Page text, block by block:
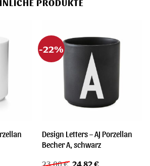
-22%
Design Letters – AJ Porzellan
Becher A, schwarz
23,00€ Ursprünglicher
24,82€Aktueller